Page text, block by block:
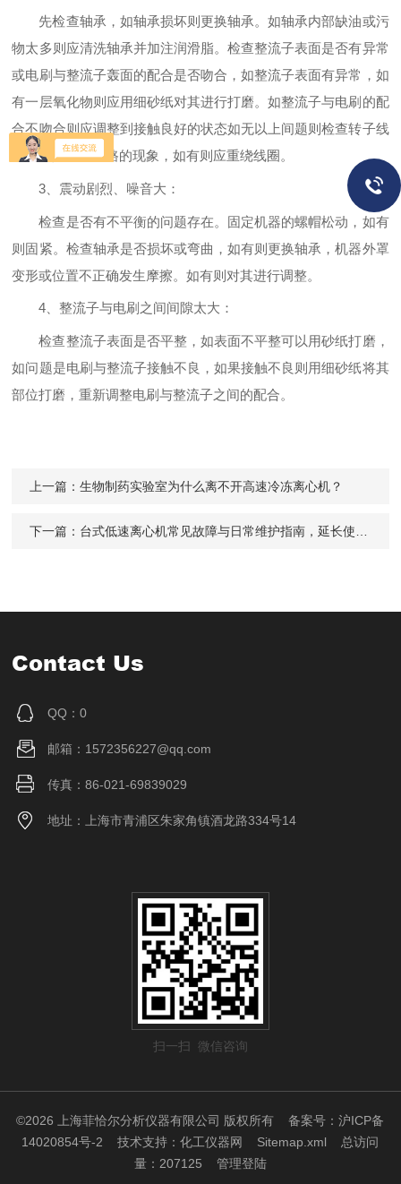
先检查轴承，如轴承损坏则更换轴承。如轴承内部缺油或污
物太多则应清洗轴承并加注润滑脂。检查整流子表面是否有异常
或电刷与整流子轰面的配合是否吻合，如整流子表面有异常，如
有一层氧化物则应用细砂纸对其进行打磨。如整流子与电刷的配
合不吻合则应调整到接触良好的状态如无以上间题则检查转子线
圈中，是否有短路的现象，如有则应重绕线圈。
3、震动剧烈、噪音大：
检查是否有不平衡的问题存在。固定机器的螺帽松动，如有
则固紧。检查轴承是否损坏或弯曲，如有则更换轴承，机器外罩
变形或位置不正确发生摩擦。如有则对其进行调整。
4、整流子与电刷之间间隙太大：
检查整流子表面是否平整，如表面不平整可以用砂纸打磨，
如问题是电刷与整流子接触不良，如果接触不良则用细砂纸将其
部位打磨，重新调整电刷与整流子之间的配合。
上一篇：生物制药实验室为什么离不开高速冷冻离心机？
下一篇： 台式低速离心机常见故障与日常维护指南，延长使用寿命必看
Contact Us
QQ：0
邮箱：1572356227@qq.com
传真：86-021-69839029
地址：上海市青浦区朱家角镇酒龙路334号14
扫一扫 微信咨询
©2026 上海菲恰尔分析仪器有限公司 版权所有备案号：沪ICP备
14020854号-2 技术支持：化工仪器网 Sitemap.xml 总访问
量：207125 管理登陆